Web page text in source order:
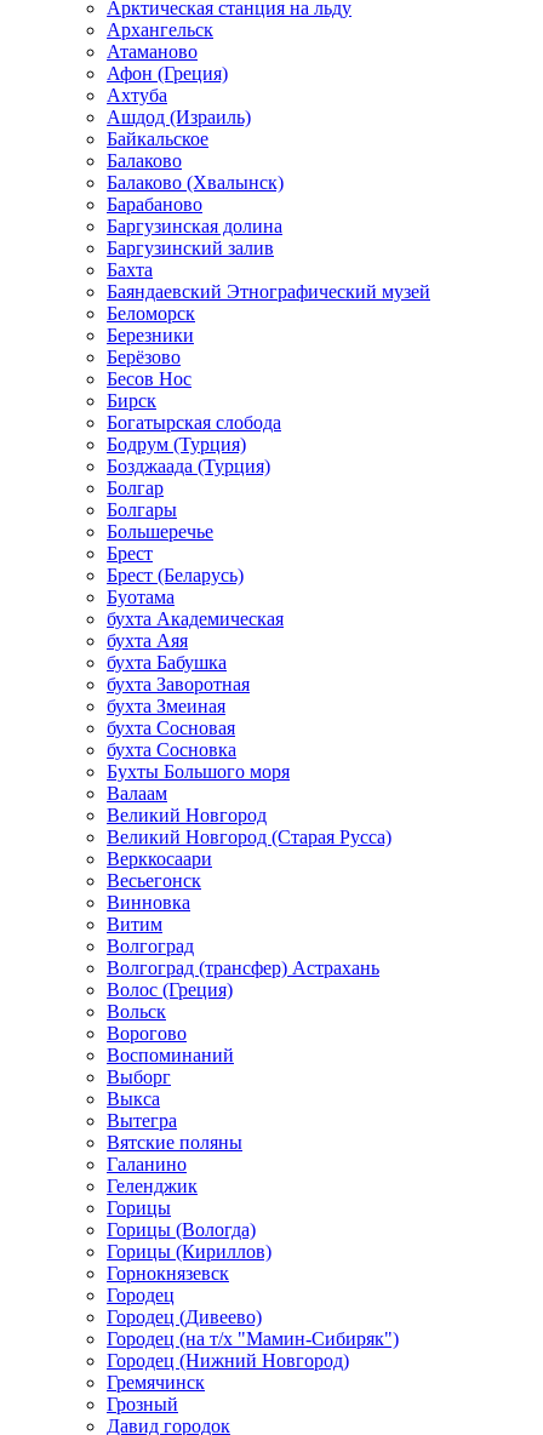
Арктическая станция на льду
Архангельск
Атаманово
Афон (Греция)
Ахтуба
Ашдод (Израиль)
Байкальское
Балаково
Балаково (Хвалынск)
Барабаново
Баргузинская долина
Баргузинский залив
Бахта
Баяндаевский Этнографический музей
Беломорск
Березники
Берёзово
Бесов Нос
Бирск
Богатырская слобода
Бодрум (Турция)
Бозджаада (Турция)
Болгар
Болгары
Большеречье
Брест
Брест (Беларусь)
Буотама
бухта Академическая
бухта Аяя
бухта Бабушка
бухта Заворотная
бухта Змеиная
бухта Сосновая
бухта Сосновка
Бухты Большого моря
Валаам
Великий Новгород
Великий Новгород (Старая Русса)
Верккосаари
Весьегонск
Винновка
Витим
Волгоград
Волгоград (трансфер) Астрахань
Волос (Греция)
Вольск
Ворогово
Воспоминаний
Выборг
Выкса
Вытегра
Вятские поляны
Галанино
Геленджик
Горицы
Горицы (Вологда)
Горицы (Кириллов)
Горнокнязевск
Городец
Городец (Дивеево)
Городец (на т/х "Мамин-Сибиряк")
Городец (Нижний Новгород)
Гремячинск
Грозный
Давид городок